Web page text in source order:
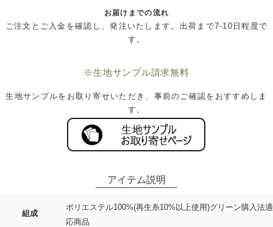
組成
ポリエステル100%(再生糸10%以上使用)グリーン購入法適
応商品
お届けまでの流れ
ご注文とご入金を確認し、発注いたします。出荷まで7-10日程度で
す。
※生地サンプル請求無料
生地サンプルをお取り寄せいただき、事前のご確認をおすすめしま
す。